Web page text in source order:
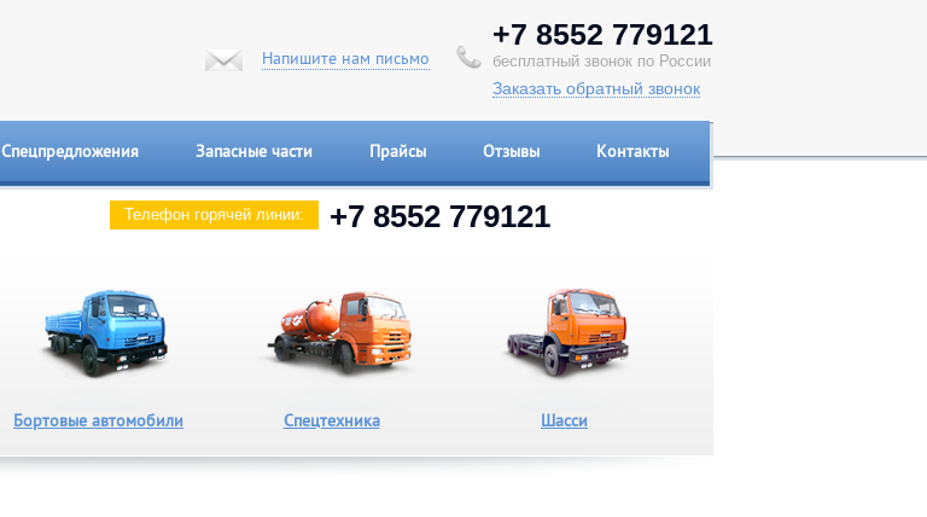
Напишите нам письмо
+7 8552 779121
бесплатный звонок по России
Заказать обратный звонок
Спецпредложения Запасные части Прайсы Отзывы Контакты
Телефон горячей линии: +7 8552 779121
Бортовые автомобили Спецтехника Шасси